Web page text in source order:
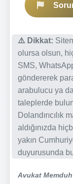
⚠️ Dikkat:
olursa olsun,
SMS,
göndererek
arabulucu ya
taleplerde
aldığınızda
yakın
duyurusunda
Avukat